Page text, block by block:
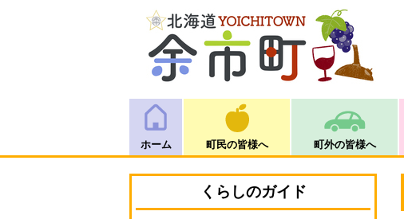
ホーム 町民の皆様へ 町外の皆様へ
くらしのガイド